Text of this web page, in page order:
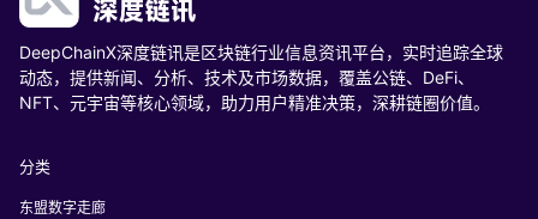
DeepChainX深度链讯是区块链行业信息资讯平台，实时追踪全球
动态，提供新闻、分析、技术及市场数据，覆盖公链、DeFi、
NFT、元宇宙等核心领域，助力用户精准决策，深耕链圈价值。
分类
东盟数字走廊